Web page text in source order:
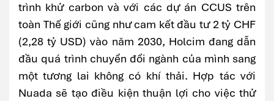
trình khử carbon và với các dự án CCUS trên
toàn Thế giới cũng như cam kết đầu tư 2 tỷ CHF
(2,28 tỷ USD) vào năm 2030, Holcim đang dẫn
đầu quá trình chuyển đổi ngành của mình sang
một tương lai không có khí thải. Hợp tác với
Nuada sẽ tạo điều kiện thuận lợi cho việc thử